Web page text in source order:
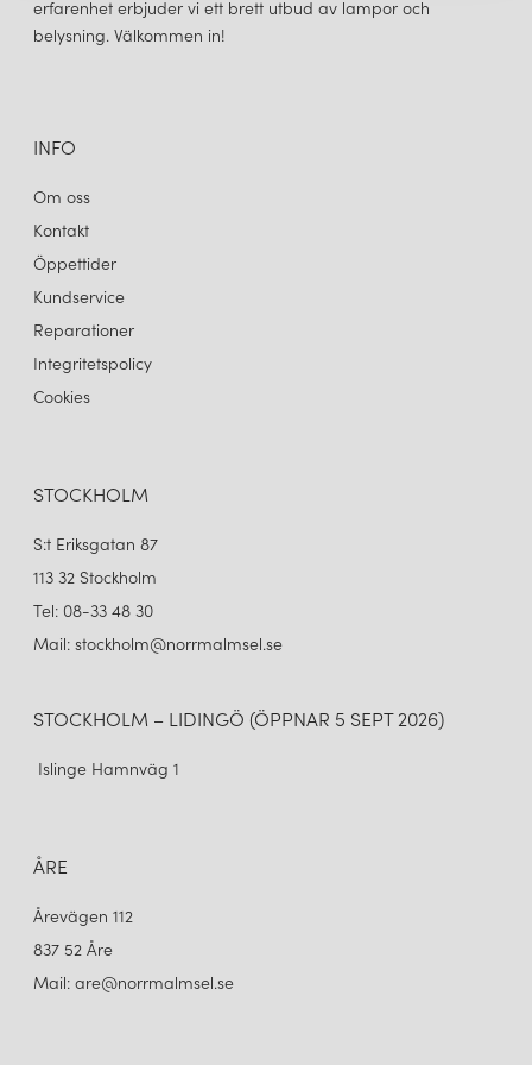
erfarenhet erbjuder vi ett brett utbud av lampor och
belysning. Välkommen in!
INFO
Om oss
Kontakt
Öppettider
Kundservice
Reparationer
Integritetspolicy
Cookies
STOCKHOLM
S:t Eriksgatan 87
113 32 Stockholm
Tel: 08-33 48 30
Mail: stockholm@norrmalmsel.se
STOCKHOLM – LIDINGÖ (ÖPPNAR 5 SEPT 2026)
Islinge Hamnväg 1
ÅRE
Årevägen 112
837 52 Åre
Mail: are@norrmalmsel.se